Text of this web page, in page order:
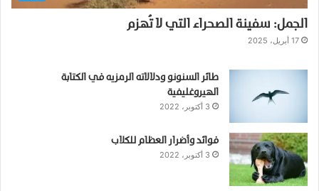
الجمل: سفينة الصحراء التي لا تُهزم
17 أبريل، 2025
طائر السنونو ودلالاته الرمزيه في الكتابة
الهيروغليفية
3 أكتوبر، 2022
فوائد وأضرار العظام للكلاب
3 أكتوبر، 2022